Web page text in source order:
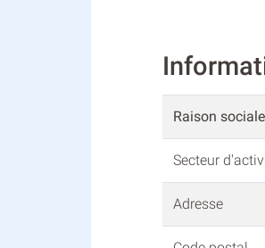
Raison sociale
Secteur
Adresse